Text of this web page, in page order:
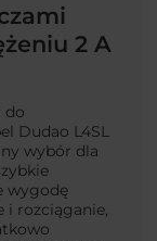
2 A
do
Dudao L4SL
wybór dla
wygodę
i rozciąganie,